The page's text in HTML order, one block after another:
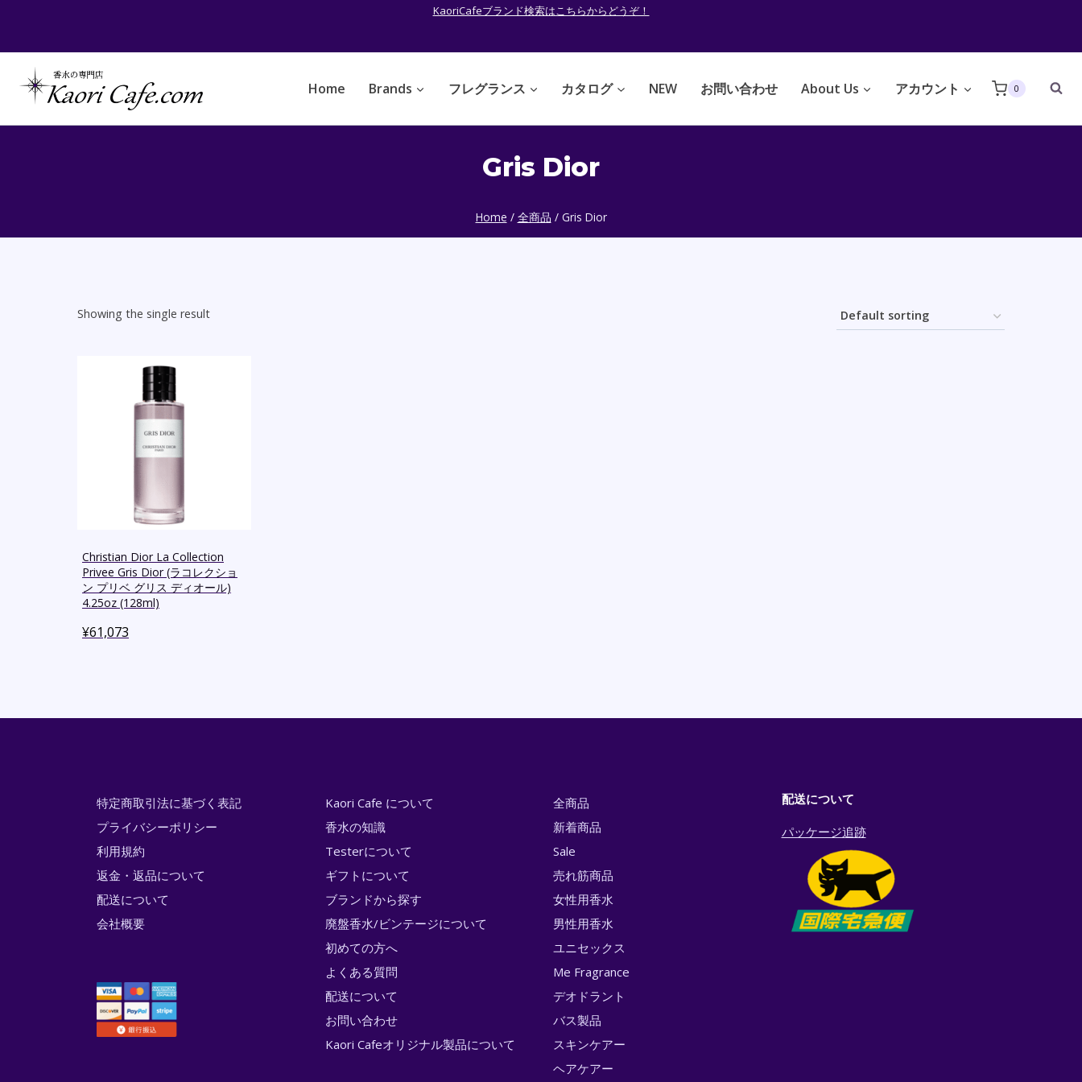
content
KaoriCafeブランド検索はこちらからどうぞ！
Home Brands フレグランス カタログ NEW お問い合わせ About Us アカウント 0
Gris Dior
Home / 全商品 / Gris Dior
Showing the single result
Christian Dior La Collection
Privee Gris Dior (ラコレクショ
ン プリベ グリス ディオール)
4.25oz (128ml)
¥61,073
特定商取引法に基づく表記
プライバシーポリシー
利用規約
返金・返品について
配送について
会社概要
Kaori Cafe について
香水の知識
Testerについて
ギフトについて
ブランドから探す
廃盤香水/ビンテージについて
初めての方へ
よくある質問
配送について
お問い合わせ
Kaori Cafeオリジナル製品について
全商品
新着商品
Sale
売れ筋商品
女性用香水
男性用香水
ユニセックス
Me Fragrance
デオドラント
バス製品
スキンケアー
ヘアケアー
配送について
パッケージ追跡